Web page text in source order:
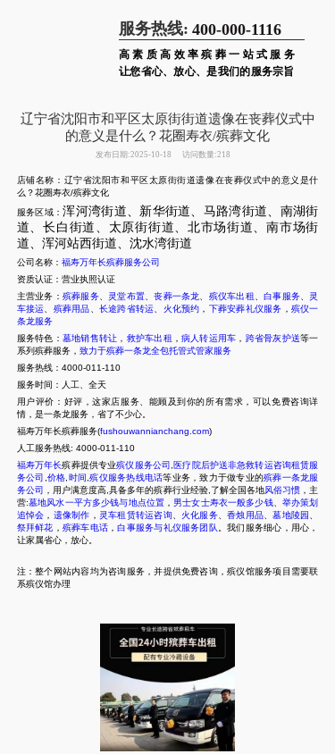
服务热线: 400-000-1116
高素质高效率殡葬一站式服务
让您省心、放心、是我们的服务宗旨
辽宁省沈阳市和平区太原街街道遗像在丧葬仪式中
的意义是什么？花圈寿衣/殡葬文化
发布日期:2025-10-18 访问数量:218
店铺名称：辽宁省沈阳市和平区太原街街道遗像在丧葬仪式中的意义是什
么？花圈寿衣/殡葬文化
服务区域：浑河湾街道、新华街道、马路湾街道、南湖街
道、长白街道、太原街街道、北市场街道、南市场街
道、浑河站西街道、沈水湾街道
公司名称： 福寿万年长殡葬服务公司
资质认证：营业执照认证
主营业务： 殡葬服务、 灵堂布置 、丧葬一条龙 殡仪车出租 、白事服务
灵
车接运
殡葬用品 长途跨省转运 火化预约 ， 下葬安葬礼仪服务 ， 殡仪一
条龙服务
服务特色： 墓地销售转让 ， 救护车出租 ， 病人转运用车 ， 跨省骨灰护送等一
系列殡葬服务， 致力于殡葬一条龙全包托管式管家服务
服务热线：4000-011-110
服务时间：人工、全天
用户评价：好评，这家店服务、能顾及到你的所有需求，可以免费咨询详
情，是一条龙服务，省了不少心。
福寿万年长殡葬服务(fushouwannianchang.com)
人工服务热线: 4000-011-110
福寿万年长殡葬提供专业殡仪服务公司 医疗院后护送非急救转运咨询租赁服
务公司 价格 时间 殡仪服务热线电话等业务，致力于做专业的殡葬一条龙服
务公司
，用户满意度高,具备多年的殡葬行业经验,了解全国各地风俗习惯 ，主
营:墓地风水一平方多少钱与地点位置 ， 男士女士寿衣一般多少钱、 举办策划
追悼会 ， 遗像制作 ， 灵车租赁转运咨询、 火化服务、香烛用品 、墓地陵园
祭拜鲜花 ， 殡葬车电话 ，白事服务与礼仪服务团队
。我们服务细心，用心，
让家属省心，放心。
注：整个网站内容均为咨询服务，并提供免费咨询，殡仪馆服务项目需要联
系殡仪馆办理